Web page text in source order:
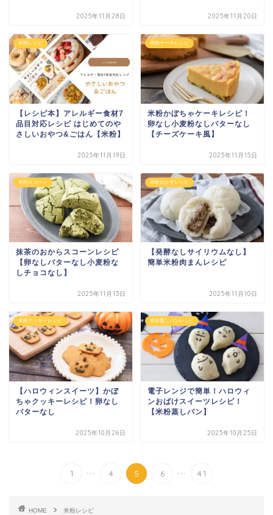
2025年11月28日 2025年11月20日
米粉レシピ
【レシピ本】アレルギー食材7
品目対応レシピ はじめてのや
さしいおやつ&ごはん【米粉】
2025年11月19日
米粉ケーキレシピ
米粉かぼちゃケーキレシピ！
卵なし小麦粉なしバターなし
【チーズケーキ風】
2025年11月15日
米粉スコーン
抹茶のおからスコーンレシピ
【卵なしバターなし小麦粉な
しチョコなし】
2025年11月13日
米粉おかずレシピ
【発酵なしサイリウムなし】
簡単米粉肉まんレシピ
2025年11月10日
米粉クッキーレシピ
【ハロウィンスイーツ】かぼ
ちゃクッキーレシピ！卵なし
バターなし
2025年10月26日
米粉蒸しパンレシピ
電子レンジで簡単！ハロウィ
ンおばけスイーツレシピ！
【米粉蒸しパン】
2025年10月25日
1 ... 4 5 6 ... 41
HOME 米粉レシピ